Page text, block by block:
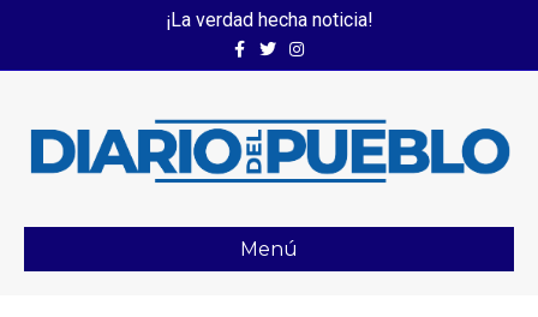
¡La verdad hecha noticia!
FacebookTwitterInstagram
Menú